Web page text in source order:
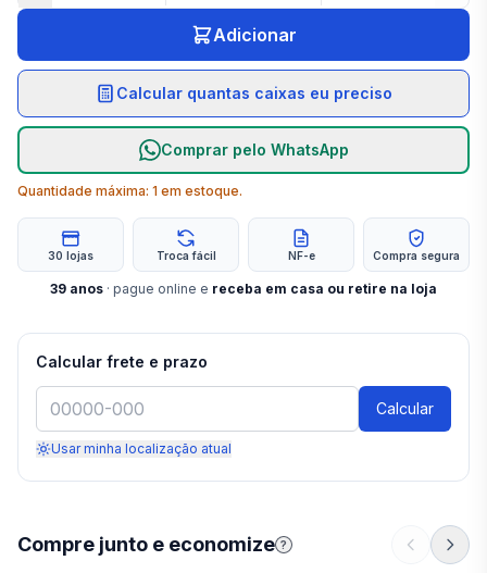
Compre junto e economize ?
Adicionar
Calcular quantas caixas eu preciso
Comprar pelo WhatsApp
Quantidade máxima: 1 em estoque.
30 lojas Troca fácil NF-e Compra segura
39 anos · pague online e receba em casa ou retire na loja
Calcular frete e prazo
Calcular
Usar minha localização atual